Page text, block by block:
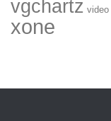
vgchartz video
xone